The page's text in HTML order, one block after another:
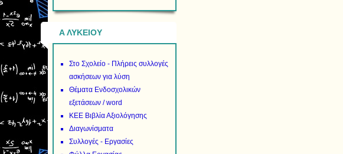
Α ΛΥΚΕΙΟΥ
Στο Σχολείο - Πλήρεις συλλογές
ασκήσεων για λύση
Θέματα Ενδοσχολικών
εξετάσεων / word
ΚΕΕ Βιβλία Αξιολόγησης
Διαγωνίσματα
Συλλογές - Εργασίες